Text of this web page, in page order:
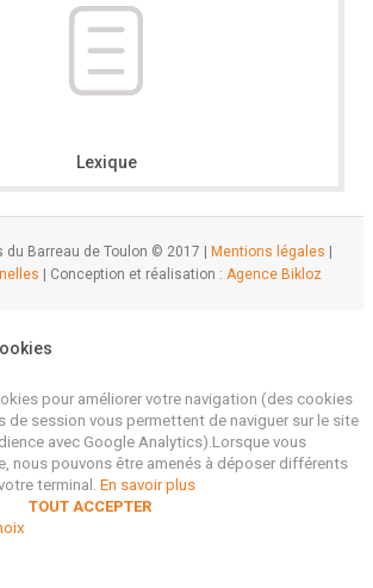
Lexique
du Barreau de Toulon © 2017 | Mentions légales
| Conception et réalisation : Agence Bikloz
pour améliorer votre navigation (des cookies
de session vous permettent de naviguer sur le site
avec Google Analytics).Lorsque vous
nous pouvons être amenés à déposer différents
terminal. En savoir plus
TOUT ACCEPTER